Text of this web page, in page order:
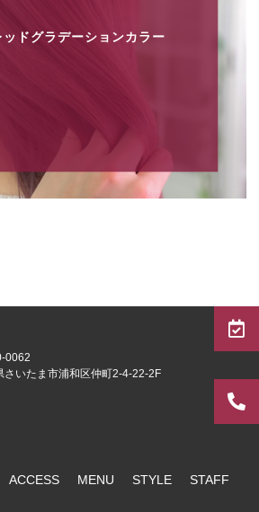
ッドグラデーションカラー
0062
さいたま市浦和区仲町2-4-22-2F
ACCESS MENU STYLE STAFF